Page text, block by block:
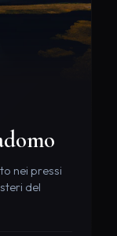
nei pressi
del